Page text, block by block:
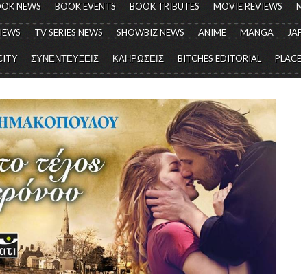
NEWS BOOK EVENTS BOOK TRIBUTES MOVIE REVIEWS
TV SERIES NEWS SHOWBIZ NEWS ANIME MANGA
ΣΥΝΕΝΤΕΥΞΕΙΣ ΚΛΗΡΩΣΕΙΣ BITCHES EDITORIAL